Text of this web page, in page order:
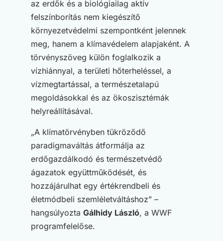
az erdők és a biológiailag aktív
felszínborítás nem kiegészítő
környezetvédelmi szempontként jelennek
meg, hanem a klímavédelem alapjaként. A
törvényszöveg külön foglalkozik a
vízhiánnyal, a területi hőterheléssel, a
vízmegtartással, a természetalapú
megoldásokkal és az ökoszisztémák
helyreállításával.
„A klímatörvényben tükröződő
paradigmaváltás átformálja az
erdőgazdálkodó és természetvédő
ágazatok együttműködését, és
hozzájárulhat egy értékrendbeli és
életmódbeli szemléletváltáshoz” –
hangsúlyoztaGálhidy László, a WWF
programfelelőse.